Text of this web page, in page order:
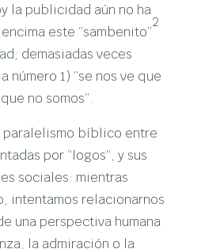
la publicidad aún no ha
este “sambenito”
2
demasiadas veces
número 1) “se nos ve que
no somos”.
paralelismo bíblico entre
por “logos”, y sus
sociales: mientras
intentamos relacionarnos
una perspectiva humana
la admiración o la